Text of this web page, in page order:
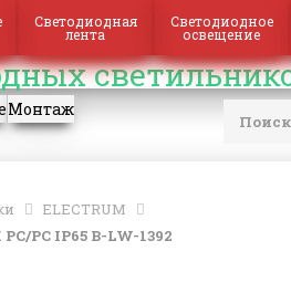
Светодиодная
лента
Светодиодное
освещение
Монтаж
ELECTRUM
PC IP65 B-LW-1392